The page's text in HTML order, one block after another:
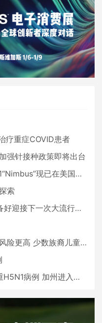
疗重症COVID患者
强针接种政策即将出台
现已在美国占据主导地位
索
接下一次大流行了吗？
高 少数族裔儿童存在差异
病例 加州进入紧急状态